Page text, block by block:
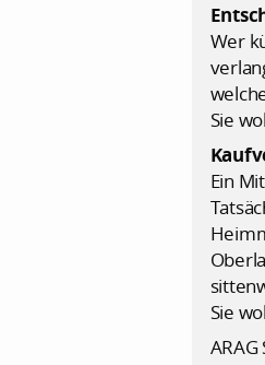
Wer
Sie
Ein
Sie
ARAG